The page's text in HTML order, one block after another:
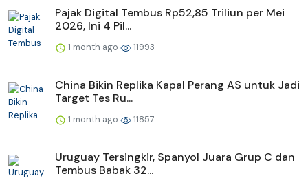
Pajak Digital Tembus Rp52,85 Triliun per Mei
2026, Ini 4 Pil...
1 month ago 11993
China Bikin Replika Kapal Perang AS untuk Jadi
Target Tes Ru...
1 month ago 11857
Uruguay Tersingkir, Spanyol Juara Grup C dan
Tembus Babak 32...